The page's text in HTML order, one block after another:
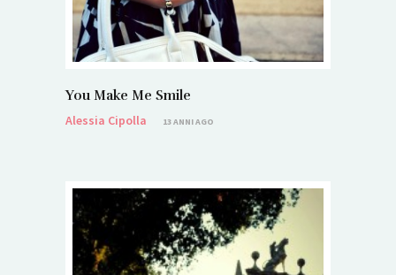
You Make Me Smile
Alessia Cipolla
13 ANNI AGO